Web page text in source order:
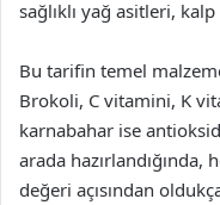
sağlıklı yağ asitleri, kalp
Bu tarifin temel
Brokoli, C vitamini, K
karnabahar ise
arada hazırlandığında,
değeri açısından